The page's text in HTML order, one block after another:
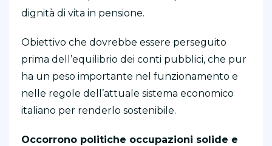
dignità di vita in pensione.
Obiettivo che dovrebbe essere perseguito
prima dell’equilibrio dei conti pubblici, che pur
ha un peso importante nel funzionamento e
nelle regole dell’attuale sistema economico
italiano per renderlo sostenibile.
Occorrono politiche occupazioni solide e